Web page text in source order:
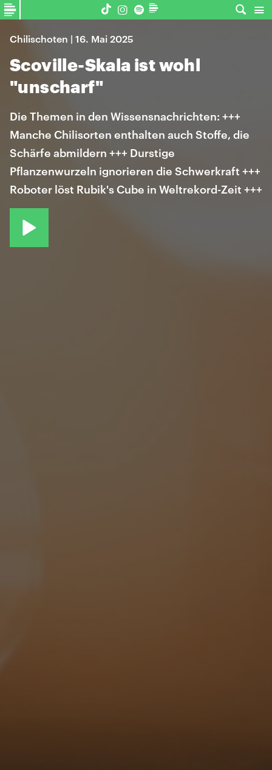
Chilischoten | 16. Mai 2025
Scoville-Skala ist wohl
"unscharf"
Die Themen in den Wissensnachrichten: +++
Manche Chilisorten enthalten auch Stoffe, die
Schärfe abmildern +++ Durstige
Pflanzenwurzeln ignorieren die Schwerkraft +++
Roboter löst Rubik's Cube in Weltrekord-Zeit +++